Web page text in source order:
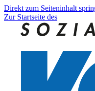
Direkt zum Seiteninhalt
Zur Startseite des